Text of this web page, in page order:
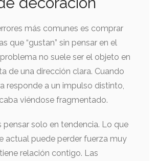
más comunes es comprar
que “gustan” sin pensar en el
no suele ser el objeto en
de una dirección clara. Cuando
responde a un impulso distinto,
viéndose fragmentado.
pensar solo en tendencia. Lo que
actual puede perder fuerza muy
relación contigo. Las